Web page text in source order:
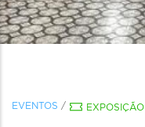
EVENTOS / EXPOSIÇÃO